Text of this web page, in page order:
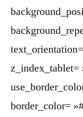
z_index_tablet=
border_color=